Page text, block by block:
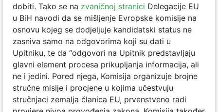
dobiti. Tako se na zvaničnoj stranici Delegacije EU
u BiH navodi da se mišljenje Evropske komisije na
osnovu kojeg se dodjeljuje kandidatski status ne
zasniva samo na odgovorima koji su dati u
Upitniku, te da “odgovori na Upitnik predstavljaju
glavni element procesa prikupljanja informacija, ali
ne i jedini. Pored njega, Komisija organizuje brojne
stručne misije i procjene u kojima učestvuju
stručnjaci zemalja članica EU, prvenstveno radi